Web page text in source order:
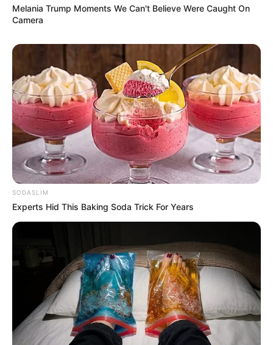
(foto: instagram/zulfamaharani)
2. Ia mempunyai selera fashion yang patut untuk ditiru
Melania Trump Moments We Can't Believe Were Caught On
Camera
SODASLIM
Experts Hid This Baking Soda Trick For Years